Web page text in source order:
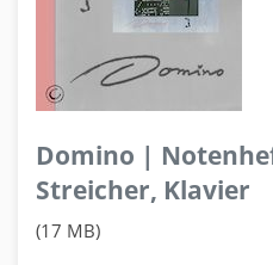
Domino |
Streicher, Klavier
(17 MB)